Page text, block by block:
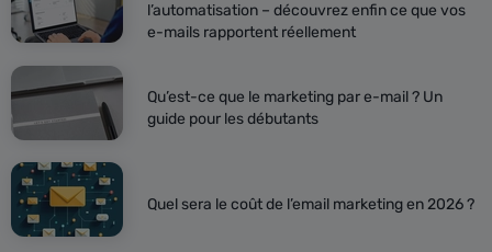
l’automatisation – découvrez enfin ce que vos
e-mails rapportent réellement
Qu’est-ce que le marketing par e-mail ? Un
guide pour les débutants
Quel sera le coût de l’email marketing en 2026 ?